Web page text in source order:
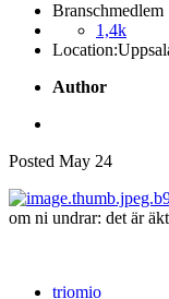
Branschmedlem
1,4k
Location:
Author
Posted May 24
om ni undrar: det är
triomio